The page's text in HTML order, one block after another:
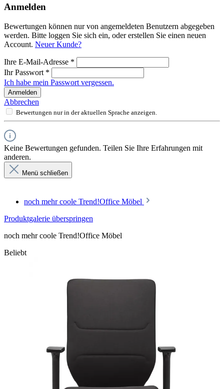
Anmelden
Bewertungen können nur von angemeldeten Benutzern abgegeben
werden. Bitte loggen Sie sich ein, oder erstellen Sie einen neuen
Account. Neuer Kunde?
Ihre E-Mail-Adresse *
Ihr Passwort *
Ich habe mein Passwort vergessen.
Anmelden
Abbrechen
Bewertungen nur in der aktuellen Sprache anzeigen.
Keine Bewertungen gefunden. Teilen Sie Ihre Erfahrungen mit
anderen.
Menü schließen
noch mehr coole Trend!Office Möbel
Produktgalerie überspringen
noch mehr coole Trend!Office Möbel
Beliebt